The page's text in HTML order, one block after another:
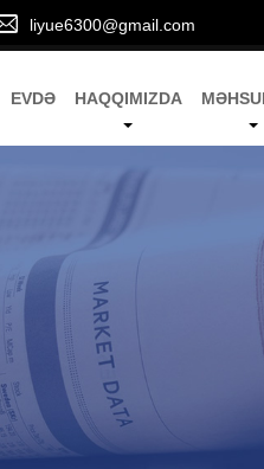
liyue6300@gmail.com
EVDƏ HAQQIMIZDA